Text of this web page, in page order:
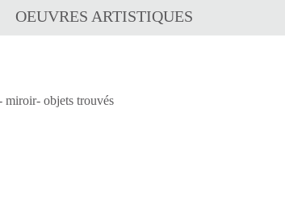
OEUVRES ARTISTIQUES
miroir- objets trouvés